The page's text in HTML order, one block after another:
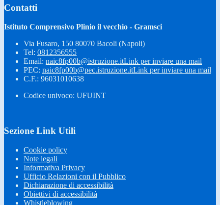
Contatti
Istituto Comprensivo Plinio il vecchio - Gramsci
Via Fusaro, 150 80070 Bacoli (Napoli)
Tel: 0812356555
Email: naic8fp00b@istruzione.itLink per inviare una mail
PEC: naic8fp00b@pec.istruzione.itLink per inviare una mail
C.F.: 96031010638
Codice univoco: UFUINT
Sezione Link Utili
Cookie policy
Note legali
Informativa Privacy
Ufficio Relazioni con il Pubblico
Dichiarazione di accessibilità
Obiettivi di accessibilità
Whistleblowing